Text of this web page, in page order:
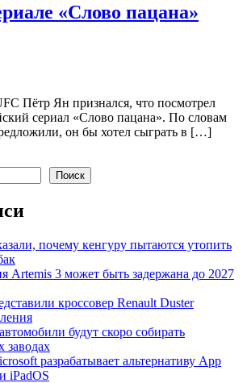
«Слово пацана»
Пётр Ян признался, что посмотрел
сериал «Слово пацана». По словам
он бы хотел сыграть в […]
Поиск
почему кенгуру пытаются утопить
Artemis 3 может быть задержана до 2027
кроссовер Renault Duster
будут скоро собирать
заводах
разрабатывает альтернативу App
iPadOS